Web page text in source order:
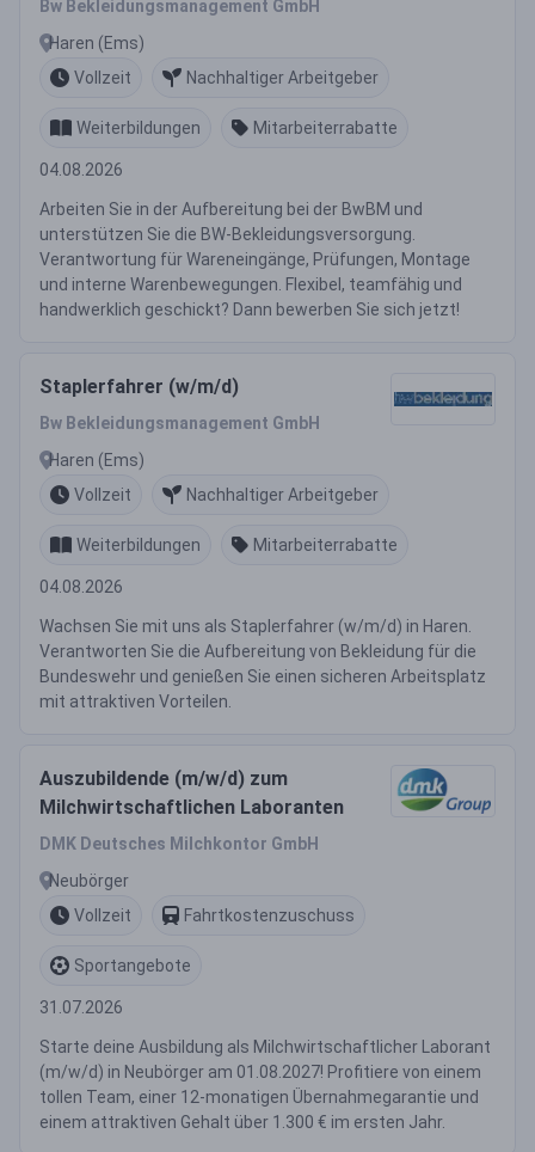
Bw Bekleidungsmanagement GmbH
Haren (Ems)
Vollzeit
Nachhaltiger Arbeitgeber
Weiterbildungen Mitarbeiterrabatte
04.08.2026
Arbeiten Sie in der Aufbereitung bei der BwBM und
unterstützen Sie die BW-Bekleidungsversorgung.
Verantwortung für Wareneingänge, Prüfungen, Montage
und interne Warenbewegungen. Flexibel, teamfähig und
handwerklich geschickt? Dann bewerben Sie sich jetzt!
Staplerfahrer (w/m/d)
Bw Bekleidungsmanagement GmbH
Haren (Ems)
Vollzeit
Nachhaltiger Arbeitgeber
Weiterbildungen Mitarbeiterrabatte
04.08.2026
Wachsen Sie mit uns als Staplerfahrer (w/m/d) in Haren.
Verantworten Sie die Aufbereitung von Bekleidung für die
Bundeswehr und genießen Sie einen sicheren Arbeitsplatz
mit attraktiven Vorteilen.
Auszubildende (m/w/d) zum
Milchwirtschaftlichen Laboranten
DMK Deutsches Milchkontor GmbH
Neubörger
Vollzeit
Fahrtkostenzuschuss
Sportangebote
31.07.2026
Starte deine Ausbildung als Milchwirtschaftlicher Laborant
(m/w/d) in Neubörger am 01.08.2027! Profitiere von einem
tollen Team, einer 12-monatigen Übernahmegarantie und
einem attraktiven Gehalt über 1.300 € im ersten Jahr.